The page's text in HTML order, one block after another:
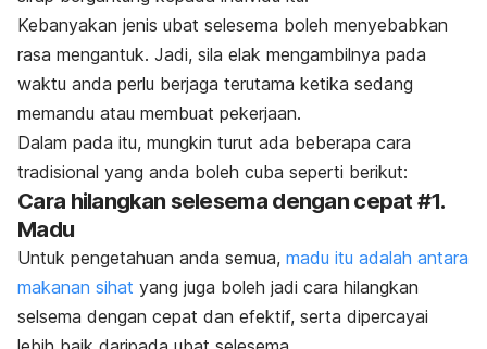
Kebanyakan jenis ubat selesema boleh menyebabkan
rasa mengantuk. Jadi, sila elak mengambilnya pada
waktu anda perlu berjaga terutama ketika sedang
memandu atau membuat pekerjaan.
Dalam pada itu, mungkin turut ada beberapa cara
tradisional yang anda boleh cuba seperti berikut:
Cara hilangkan selesema dengan cepat #1.
Madu
Untuk pengetahuan anda semua, madu itu adalah antara
makanan sihat yang juga boleh jadi cara hilangkan
selsema dengan cepat dan efektif, serta dipercayai